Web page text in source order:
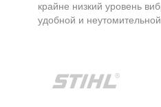
крайне низкий уровень
удобной и